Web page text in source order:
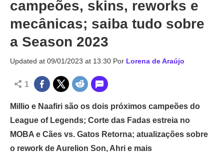
campeões, skins, reworks e
mecânicas; saiba tudo sobre
a Season 2023
Updated at 09/01/2023 at 13:30 Por Lorena de Araújo
1
Millio e Naafiri são os dois próximos campeões do
League of Legends; Corte das Fadas estreia no
MOBA e Cães vs. Gatos Retorna; atualizações sobre
o rework de Aurelion Son, Ahri e mais